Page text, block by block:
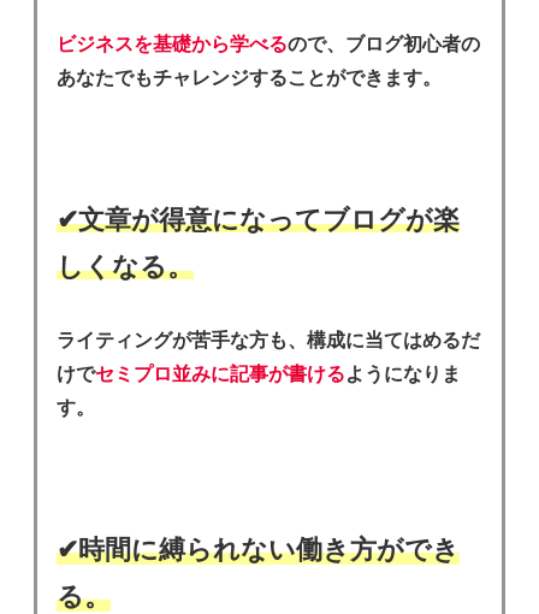
ビジネスを基礎から学べるので、ブログ初心者の
あなたでもチャレンジすることができます。
✔︎文章が得意になってブログが楽
しくなる。
ライティングが苦手な方も、構成に当てはめるだ
けでセミプロ並みに記事が書けるようになりま
す。
✔︎時間に縛られない働き方ができ
る。